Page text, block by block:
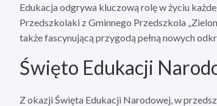
Edukacja odgrywa kluczową rolę w życiu
Przedszkolaki z Gminnego Przedszkola
także fascynującą przygodą pełną nowych
Święto Edukacji
Z okazji Święta Edukacji Narodowej, w